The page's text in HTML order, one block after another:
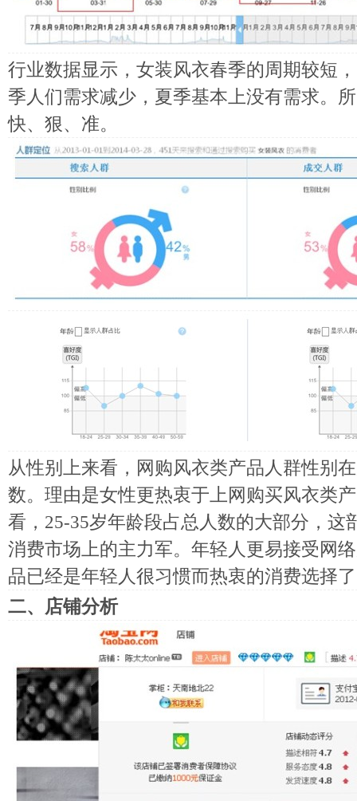
行业数据显示，女装风衣春季的周期较短
季人们需求减少，夏季基本上没有需求。
快、狠、准。
从性别上来看，网购风衣类产品人群性别
数。理由是女性更热衷于上网购买风衣类
看，25-35岁年龄段占总人数的大部分，这
消费市场上的主力军。年轻人更易接受网
品已经是年轻人很习惯而热衷的消费选择
二、店铺分析